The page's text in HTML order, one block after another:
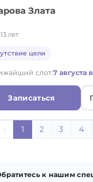
Злата
лет
цели
слот:7 августа
Записаться
‹ 1 2 3 4
к нашим